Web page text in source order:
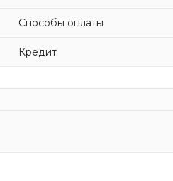
Способы оплаты
Кредит